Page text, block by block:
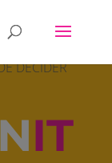
DÉCIDER
IT